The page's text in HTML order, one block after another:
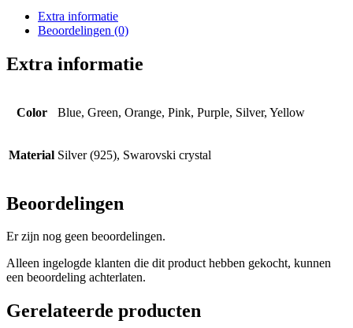
Extra informatie
Beoordelingen (0)
Extra informatie
Color Blue, Green, Orange, Pink, Purple, Silver, Yellow
Material Silver (925), Swarovski crystal
Beoordelingen
Er zijn nog geen beoordelingen.
Alleen ingelogde klanten die dit product hebben gekocht, kunnen
een beoordeling achterlaten.
Gerelateerde producten